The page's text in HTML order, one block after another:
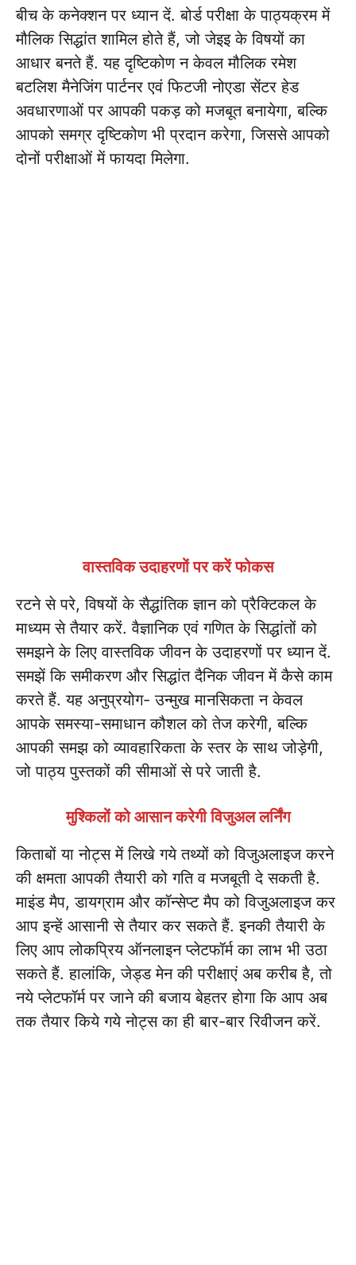
बीच के कनेक्शन पर ध्यान दें. बोर्ड परीक्षा के पाठ्यक्रम में
मौलिक सिद्धांत शामिल होते हैं, जो जेइइ के विषयों का
आधार बनते हैं. यह दृष्टिकोण न केवल मौलिक रमेश
बटलिश मैनेजिंग पार्टनर एवं फिटजी नोएडा सेंटर हेड
अवधारणाओं पर आपकी पकड़ को मजबूत बनायेगा, बल्कि
आपको समग्र दृष्टिकोण भी प्रदान करेगा, जिससे आपको
दोनों परीक्षाओं में फायदा मिलेगा.
वास्तविक उदाहरणों पर करें फोकस
रटने से परे, विषयों के सैद्धांतिक ज्ञान को प्रैक्टिकल के
माध्यम से तैयार करें. वैज्ञानिक एवं गणित के सिद्धांतों को
समझने के लिए वास्तविक जीवन के उदाहरणों पर ध्यान दें.
समझें कि समीकरण और सिद्धांत दैनिक जीवन में कैसे काम
करते हैं. यह अनुप्रयोग- उन्मुख मानसिकता न केवल
आपके समस्या-समाधान कौशल को तेज करेगी, बल्कि
आपकी समझ को व्यावहारिकता के स्तर के साथ जोड़ेगी,
जो पाठ्य पुस्तकों की सीमाओं से परे जाती है.
मुश्किलों को आसान करेगी विजुअल लर्निंग
किताबों या नोट्स में लिखे गये तथ्यों को विजुअलाइज करने
की क्षमता आपकी तैयारी को गति व मजबूती दे सकती है.
माइंड मैप, डायग्राम और कॉन्सेप्ट मैप को विजुअलाइज कर
आप इन्हें आसानी से तैयार कर सकते हैं. इनकी तैयारी के
लिए आप लोकप्रिय ऑनलाइन प्लेटफॉर्म का लाभ भी उठा
सकते हैं. हालांकि, जेड्ड मेन की परीक्षाएं अब करीब है, तो
नये प्लेटफॉर्म पर जाने की बजाय बेहतर होगा कि आप अब
तक तैयार किये गये नोट्स का ही बार-बार रिवीजन करें.